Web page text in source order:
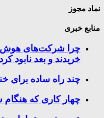
نماد مجوز
منابع خبری
چرا شرکت‌های هوش
خریدند و بعد نابود
چند راه‌ ساده برای
چهار کاری که هنگام